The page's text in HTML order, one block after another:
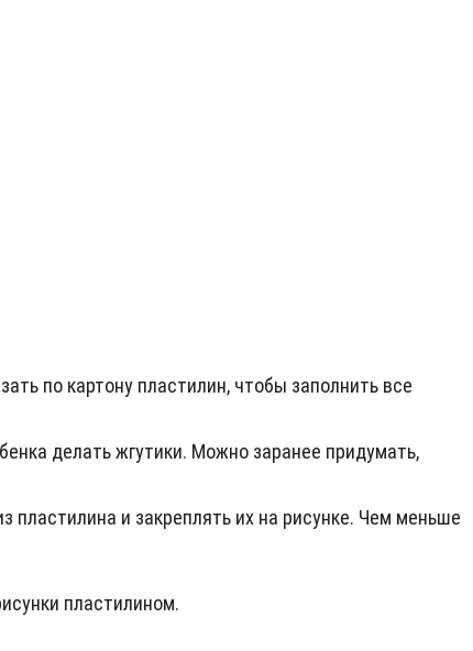
по картону пластилин, чтобы заполнить все
делать жгутики. Можно заранее придумать,
и закреплять их на рисунке. Чем меньше
пластилином.